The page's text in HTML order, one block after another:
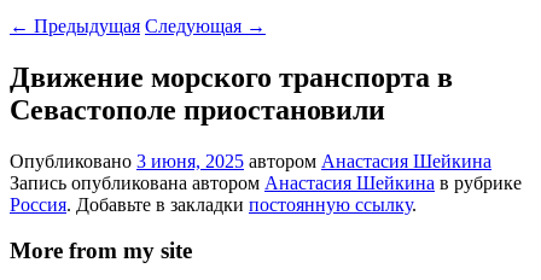
← Предыдущая Следующая →
Движение морского транспорта в
Севастополе приостановили
Опубликовано 3 июня, 2025 автором Анастасия Шейкина
Запись опубликована автором Анастасия Шейкина в рубрике
Россия. Добавьте в закладки постоянную ссылку.
More from my site